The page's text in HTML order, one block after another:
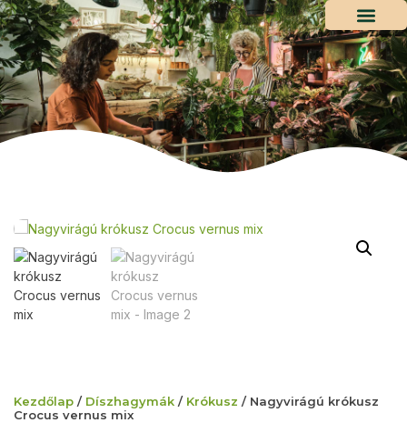
Kezdőlap / Díszhagymák / Krókusz / Nagyvirágú krókusz
Crocus vernus mix